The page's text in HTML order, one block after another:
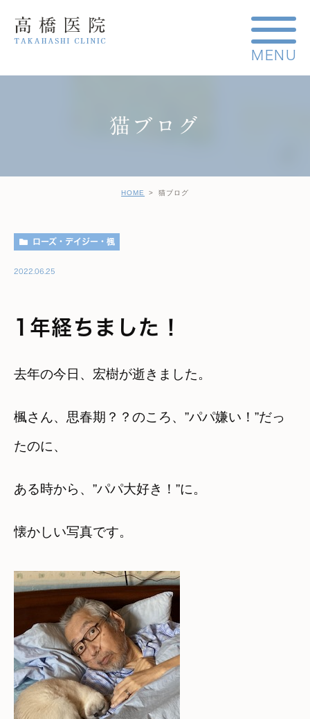
猫ブログ
HOME 猫ブログ
ローズ・デイジー・楓
2022.06.25
1年経ちました！
去年の今日、宏樹が逝きました。
楓さん、思春期？？のころ、”パパ嫌い！”だっ
たのに、
ある時から、”パパ大好き！”に。
懐かしい写真です。